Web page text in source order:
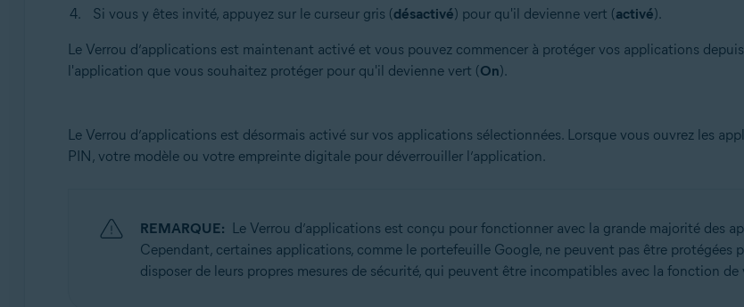
Si vous y êtes invité, appuyez sur le curseur gris (désactivé) pour qu'il devienne vert (activé).
Le Verrou d’applications est maintenant activé et vous pouvez commencer à protéger vos applications
l'application que vous souhaitez protéger pour qu'il devienne vert (On).
Le Verrou d’applications est désormais activé sur vos applications sélectionnées. Lorsque vous ouvrez les
PIN, votre modèle ou votre empreinte digitale pour déverrouiller l’application.
REMARQUE: Le Verrou d’applications est conçu pour fonctionner avec la grande majorité des
Cependant, certaines applications, comme le portefeuille Google, ne peuvent pas être protégées
disposer de leurs propres mesures de sécurité, qui peuvent être incompatibles avec la fonction